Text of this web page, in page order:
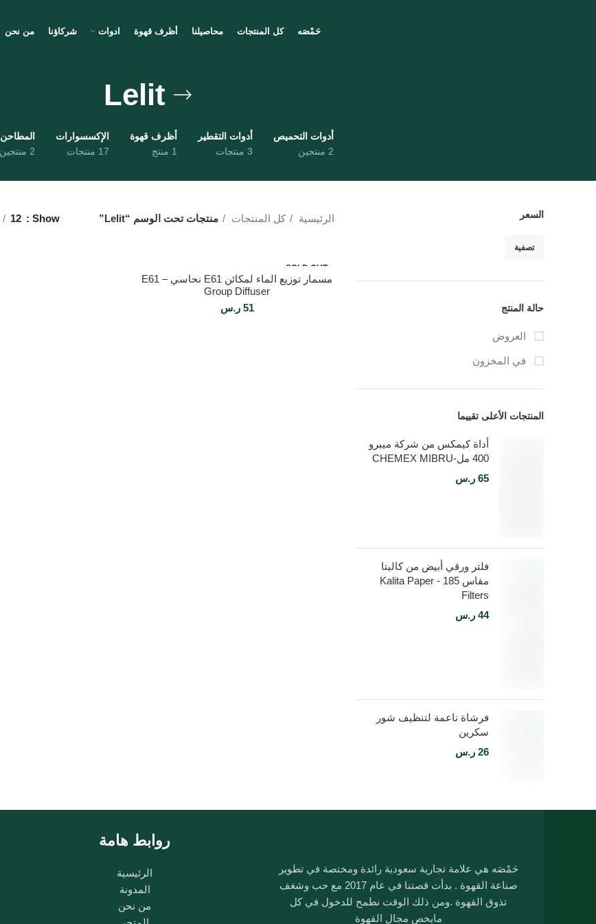
حَمْصَه كل المنتجات محاصيلنا أظرف قهوة ادوات شركاؤنا من نحن
Lelit
أدوات التحميص
2 منتجين
أدوات التقطير
3 منتجات
أظرف قهوة
1 منتج
الإكسسوارات
17 منتجات
المطاحن
2 منتجين
السعر
تصفية
حالة المنتج
العروض
في المخزون
المنتجات الأعلى تقييما
أداة كيمكس من شركة ميبرو
400 مل-CHEMEX MIBRU
65 ر.س
فلتر ورقي أبيض من كاليتا
مقاس 185 - Kalita Paper
Filters
44 ر.س
فرشاة ناعمة لتنظيف شور
سكرين
26 ر.س
الرئيسية كل المنتجات منتجات تحت الوسم “Lelit” Show
12
SOLD OUT
مسمار توزيع الماء لمكائن E61 نحاسي – E61
Group Diffuser
51 ر.س
حَمْصَه هي علامة تجارية سعودية رائدة ومختصة في تطوير
صناعة القهوة . بدأت قصتنا في عام 2017 مع حب وشغف
تذوق القهوة .ومن ذلك الوقت نطمح للدخول في كل
مايخص مجال القهوة
روابط هامة
الرئيسية
المدونة
من نحن